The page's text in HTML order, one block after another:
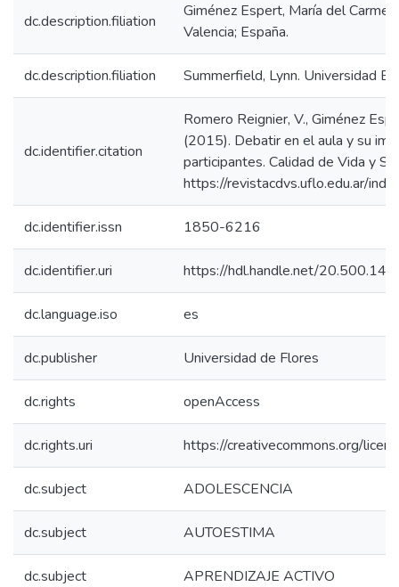
dc.description.filiation
Giménez Espert, María del
Valencia; España.
dc.description.filiation Summerfield, Lynn. Universidad
dc.identifier.citation
Romero Reignier, V., Giménez
(2015). Debatir en el aula y su
participantes. Calidad de Vida y
https://revistacdvs.uflo.edu.ar/
dc.identifier.issn 1850-6216
dc.identifier.uri https://hdl.handle.net/
dc.language.iso es
dc.publisher Universidad de Flores
dc.rights openAccess
dc.rights.uri https://creativecommons.org/
dc.subject ADOLESCENCIA
dc.subject AUTOESTIMA
dc.subject APRENDIZAJE ACTIVO